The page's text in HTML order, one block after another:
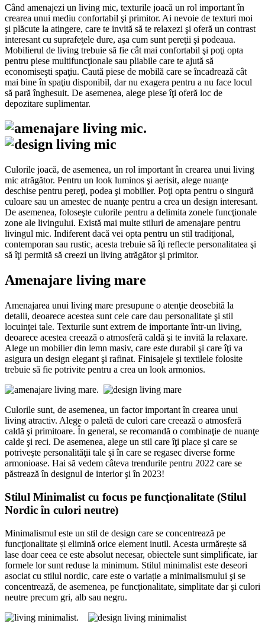
Când amenajezi un living mic, texturile joacă un rol important în
crearea unui mediu confortabil şi primitor. Ai nevoie de texturi moi
şi plăcute la atingere, care te invită să te relaxezi şi oferă un contrast
interesant cu suprafeţele dure, aşa cum sunt pereţii şi podeaua.
Mobilierul de living trebuie să fie cât mai confortabil şi poţi opta
pentru piese multifuncţionale sau pliabile care te ajută să
economiseşti spaţiu. Caută piese de mobilă care se încadrează cât
mai bine în spaţiu disponibil, dar nu exagera pentru a nu face locul
să pară înghesuit. De asemenea, alege piese îţi oferă loc de
depozitare suplimentar.
.
Culorile joacă, de asemenea, un rol important în crearea unui living
mic atrăgător. Pentru un look luminos şi aerisit, alege nuanţe
deschise pentru pereţi, podea şi mobilier. Poţi opta pentru o singură
culoare sau un amestec de nuanţe pentru a crea un design interesant.
De asemenea, foloseşte culorile pentru a delimita zonele funcţionale
zone ale livingului. Există mai multe stiluri de amenajare pentru
livingul mic. Indiferent dacă vei opta pentru un stil tradiţional,
contemporan sau rustic, acesta trebuie să îţi reflecte personalitatea şi
să îţi permită să creezi un living atrăgător şi primitor.
Amenajare living mare
Amenajarea unui living mare presupune o atenţie deosebită la
detalii, deoarece acestea sunt cele care dau personalitate şi stil
locuinţei tale. Texturile sunt extrem de importante într-un living,
deoarece acestea creează o atmosferă caldă şi te invită la relaxare.
Alege un mobilier din lemn masiv, care este durabil şi care îţi va
asigura un design elegant şi rafinat. Finisajele şi textilele folosite
trebuie să fie potrivite pentru a crea un look armonios.
.
Culorile sunt, de asemenea, un factor important în crearea unui
living atractiv. Alege o paletă de culori care creează o atmosferă
caldă şi primitoare. În general, se recomandă o combinaţie de nuanţe
calde şi reci. De asemenea, alege un stil care îţi place şi care se
potriveşte personalităţii tale şi în care se regasec diverse forme
armonioase. Hai să vedem câteva trendurile pentru 2022 care se
păstrează în designul de interior şi în 2023!
Stilul Minimalist cu focus pe funcţionalitate (Stilul
Nordic în culori neutre)
Minimalismul este un stil de design care se concentrează pe
funcţionalitate și elimină orice element inutil. Acesta urmărește să
lase doar ceea ce este absolut necesar, obiectele sunt simplificate, iar
formele lor sunt reduse la minimum. Stilul minimalist este deseori
asociat cu stilul nordic, care este o variație a minimalismului şi se
concentrează, de asemenea, pe funcţionalitate, simplitate dar şi culori
neutre precum gri, alb sau negru.
.